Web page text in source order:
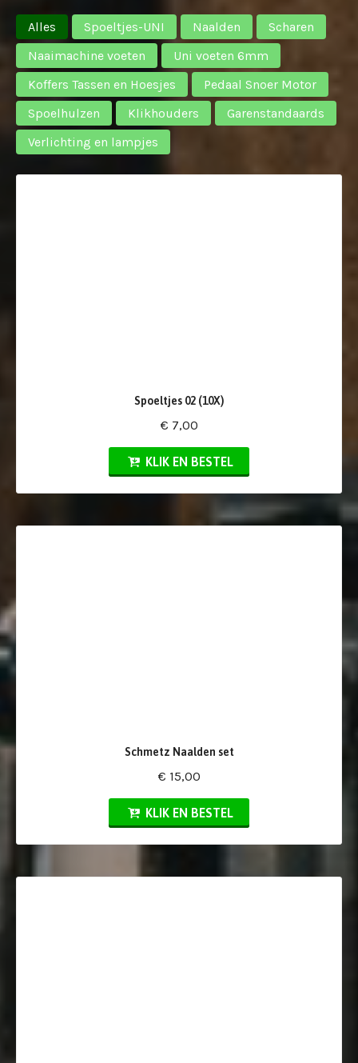
Alles Spoeltjes-UNI Naalden
Scharen
Naaimachine voeten
Uni voeten 6mm
Koffers Tassen en Hoesjes
Pedaal Snoer Motor
Spoelhulzen
Klikhouders
Garenstandaards
Verlichting en lampjes
Spoeltjes 02 (10X)
€ 7,00
KLIK EN BESTEL
Schmetz Naalden set
€ 15,00
KLIK EN BESTEL